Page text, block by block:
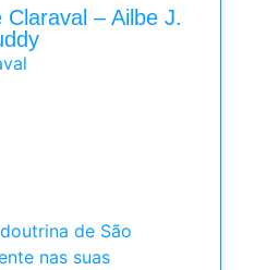
– Ailbe J.
de São
nas suas